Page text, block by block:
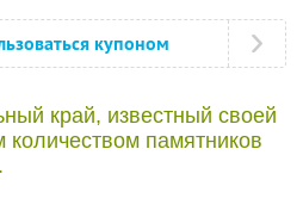
купоном
край, известный своей
памятников